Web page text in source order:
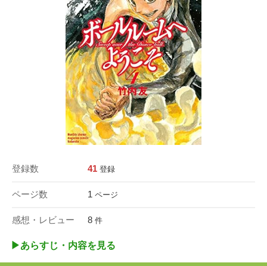
登録数 41 登録
ページ数 1 ページ
感想・レビュー 8 件
▶︎あらすじ・内容を見る